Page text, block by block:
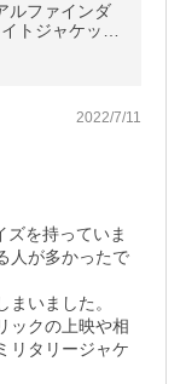
ルファインダ
トジャケット
メンズ
2022/7/11
ズを持っていま
人が多かったで
いました。
ックの上映や相
リタリージャケ